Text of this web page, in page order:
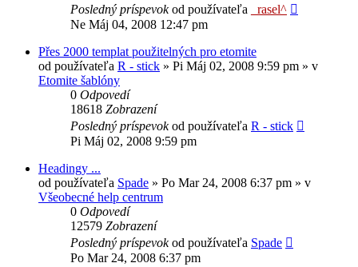
Posledný príspevokod používateľa
_rasel^
Ne Máj 04, 2008 12:47 pm
Přes 2000 templat použitelných pro etomite
od používateľa R - stick » Pi Máj 02, 2008 9:59 pm » v
Etomite šablóny
0 Odpovedí
18618 Zobrazení
Posledný príspevokod používateľa R - stick
Pi Máj 02, 2008 9:59 pm
Headingy ...
od používateľa Spade » Po Mar 24, 2008 6:37 pm » v
Všeobecné help centrum
0 Odpovedí
12579 Zobrazení
Posledný príspevokod používateľa Spade
Po Mar 24, 2008 6:37 pm